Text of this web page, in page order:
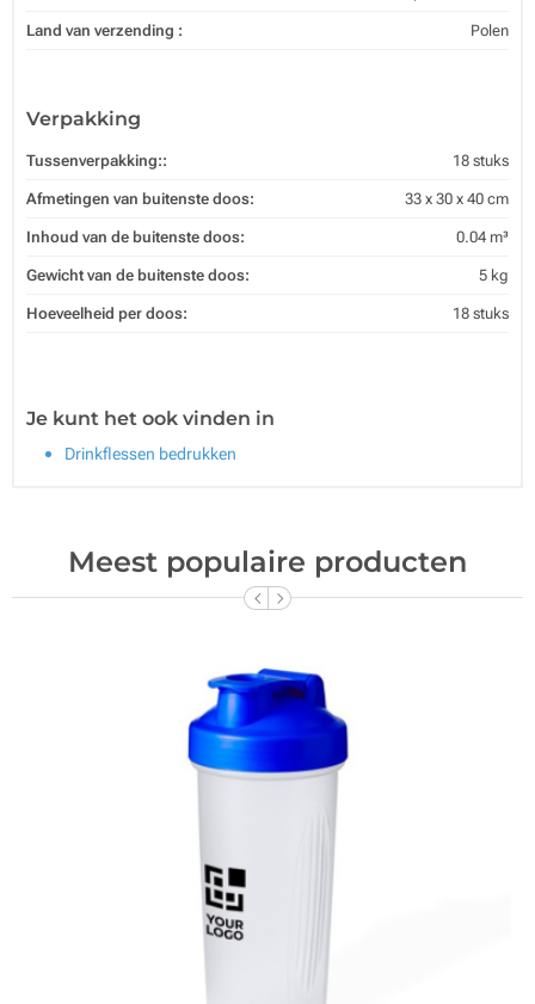
Land van verzending : Polen
Verpakking
Tussenverpakking:: 18 stuks
Afmetingen van buitenste doos: 33 x 30 x 40 cm
Inhoud van de buitenste doos: 0.04 m³
Gewicht van de buitenste doos: 5 kg
Hoeveelheid per doos: 18 stuks
Je kunt het ook vinden in
Drinkflessen bedrukken
Meest populaire producten